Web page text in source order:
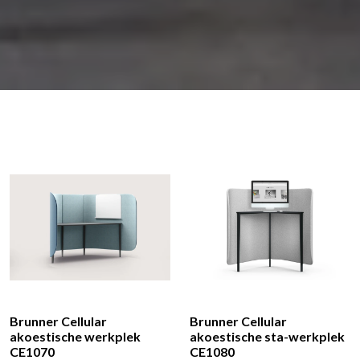
Brunner Cellular
akoestische werkplek
CE1070
Brunner Cellular
akoestische sta-werkplek
CE1080